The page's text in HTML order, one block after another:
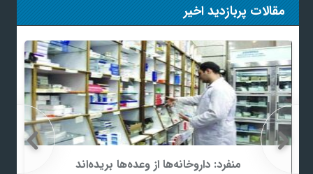
مقالات پربازدید اخیر
منفرد: داروخانه‌ها از وعده‌ها بریده‌اند